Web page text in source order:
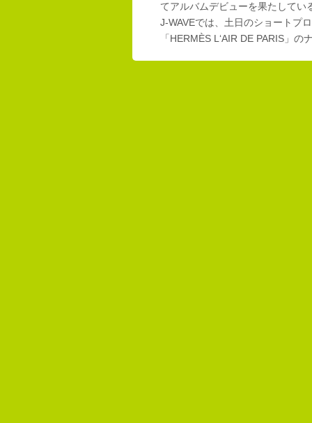
てアルバムデビューを果たしてい
J-WAVEでは、土日のショートプ
「HERMÈS L‘AIR DE PARIS」